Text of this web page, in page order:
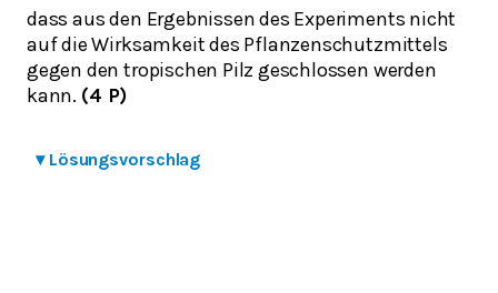
dass aus den Ergebnissen des Experiments nicht
auf die Wirksamkeit des Pflanzenschutzmittels
gegen den tropischen Pilz geschlossen werden
kann. (4 P)
▾ Lösungsvorschlag